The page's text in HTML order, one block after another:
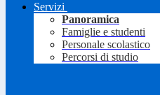
Servizi
Panoramica
Famiglie e studenti
Personale scolastico
Percorsi di studio